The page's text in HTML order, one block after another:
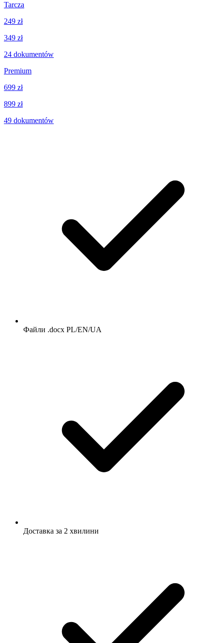
Tarcza
249 zł
349 zł
24 dokumentów
Premium
699 zł
899 zł
49 dokumentów
Файли .docx PL/EN/UA
Доставка за 2 хвилини